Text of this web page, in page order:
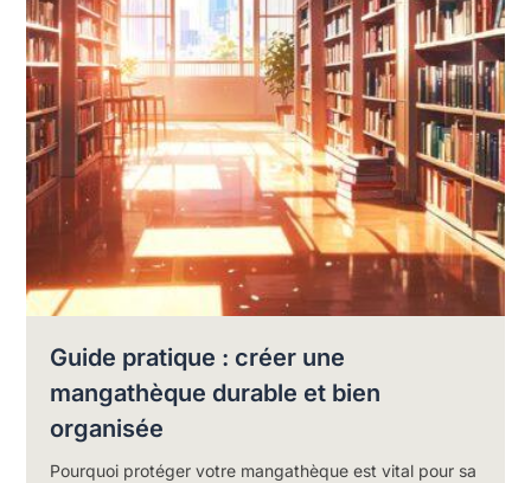
Guide pratique : créer une
mangathèque durable et bien
organisée
Pourquoi protéger votre mangathèque est vital pour sa